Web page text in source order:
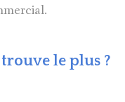
le plus ?